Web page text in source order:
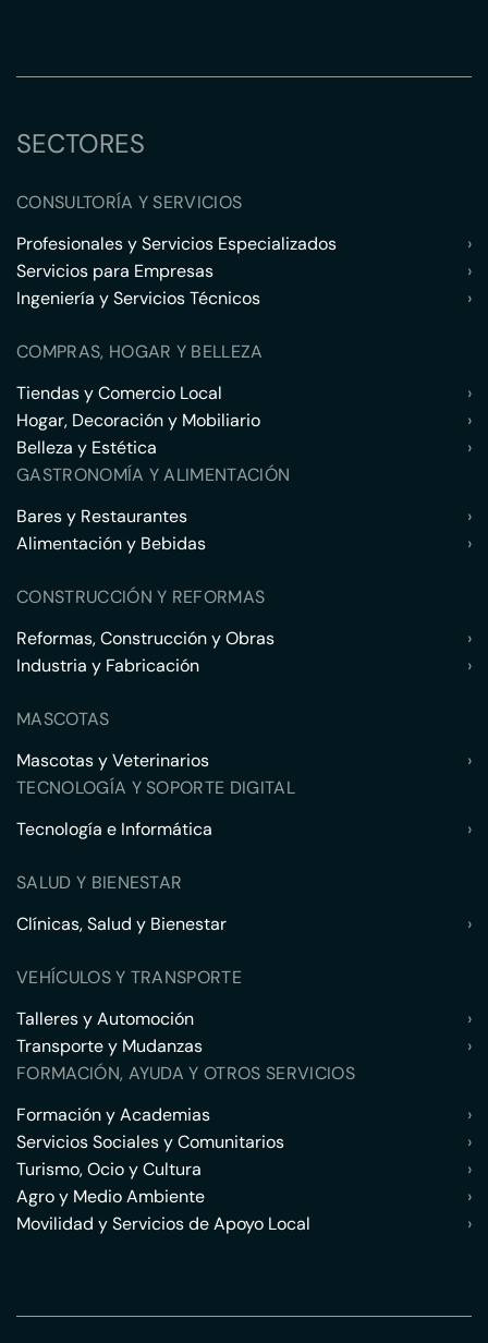
SECTORES
CONSULTORÍA Y SERVICIOS
Profesionales y Servicios Especializados
›
Servicios para Empresas
›
Ingeniería y Servicios Técnicos
›
COMPRAS, HOGAR Y BELLEZA
Tiendas y Comercio Local
›
Hogar, Decoración y Mobiliario
›
Belleza y Estética
›
GASTRONOMÍA Y ALIMENTACIÓN
Bares y Restaurantes
›
Alimentación y Bebidas
›
CONSTRUCCIÓN Y REFORMAS
Reformas, Construcción y Obras
›
Industria y Fabricación
›
MASCOTAS
Mascotas y Veterinarios
›
TECNOLOGÍA Y SOPORTE DIGITAL
Tecnología e Informática
›
SALUD Y BIENESTAR
Clínicas, Salud y Bienestar
›
VEHÍCULOS Y TRANSPORTE
Talleres y Automoción
›
Transporte y Mudanzas
›
FORMACIÓN, AYUDA Y OTROS SERVICIOS
Formación y Academias
›
Servicios Sociales y Comunitarios
›
Turismo, Ocio y Cultura
›
Agro y Medio Ambiente
›
Movilidad y Servicios de Apoyo Local
›